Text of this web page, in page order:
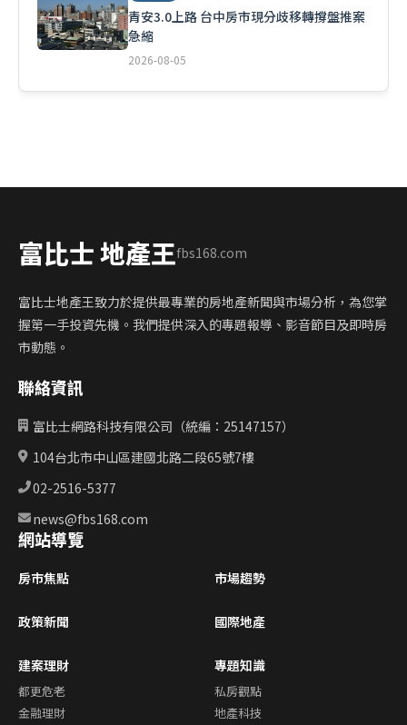
青安3.0上路 台中房市現分歧移轉撐盤推案
急縮
2026-08-05
富比士 地產王fbs168.com
富比士地產王致力於提供最專業的房地產新聞與市場分析，為您掌
握第一手投資先機。我們提供深入的專題報導、影音節目及即時房
市動態。
聯絡資訊
富比士網路科技有限公司（統編：25147157）
104台北市中山區建國北路二段65號7樓
02-2516-5377
news@fbs168.com
網站導覽
房市焦點 市場趨勢
政策新聞 國際地產
建案理財
都更危老
金融理財
專題知識
私房觀點
地產科技